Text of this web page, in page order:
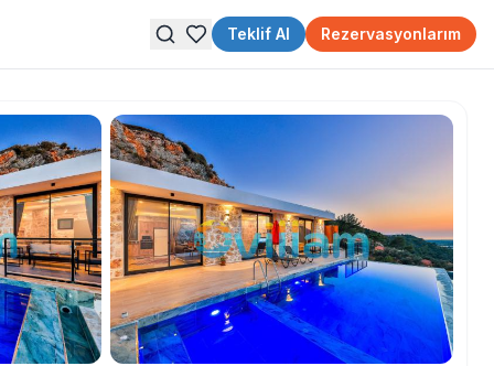
Teklif Al Rezervasyonlarım